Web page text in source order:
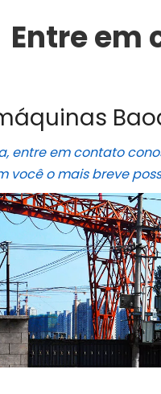
Entre em
entre em contato
você o mais breve